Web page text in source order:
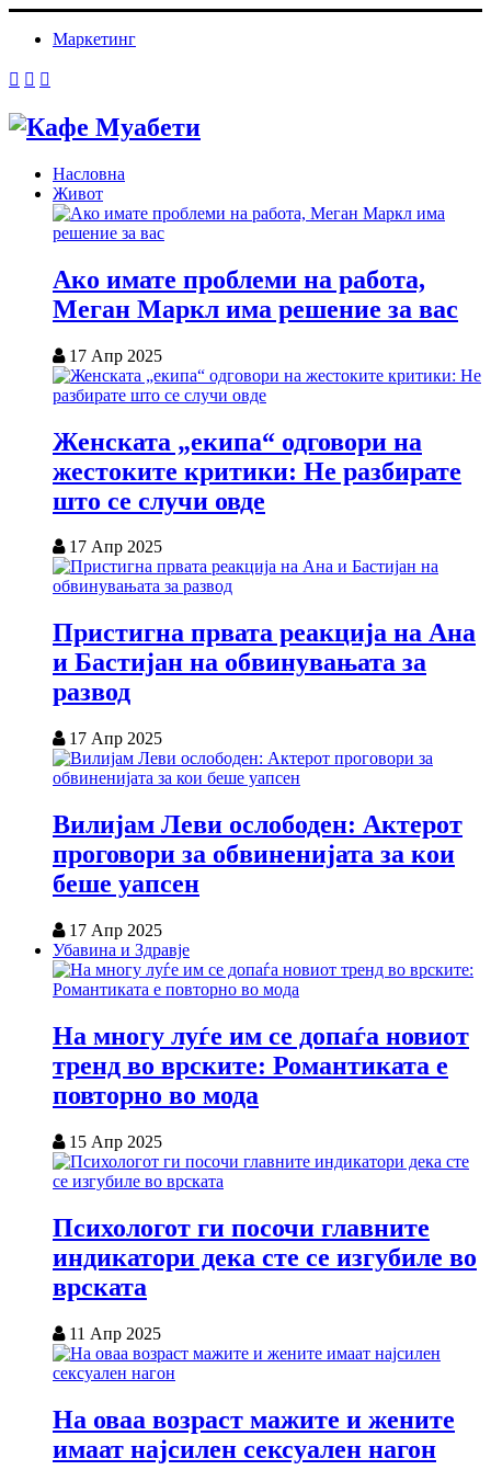
Маркетинг
Насловна
Живот
Ако имате проблеми на работа,
Меган Маркл има решение за вас
17 Апр 2025
Женската „екипа“ одговори на
жестоките критики: Не разбирате
што се случи овде
17 Апр 2025
Пристигна првата реакција на Ана
и Бастијан на обвинувањата за
развод
17 Апр 2025
Вилијам Леви ослободен: Актерот
проговори за обвиненијата за кои
беше уапсен
17 Апр 2025
Убавина и Здравје
На многу луѓе им се допаѓа новиот
тренд во врските: Романтиката е
повторно во мода
15 Апр 2025
Психологот ги посочи главните
индикатори дека сте се изгубиле во
врската
11 Апр 2025
На оваа возраст мажите и жените
имаат најсилен сексуален нагон